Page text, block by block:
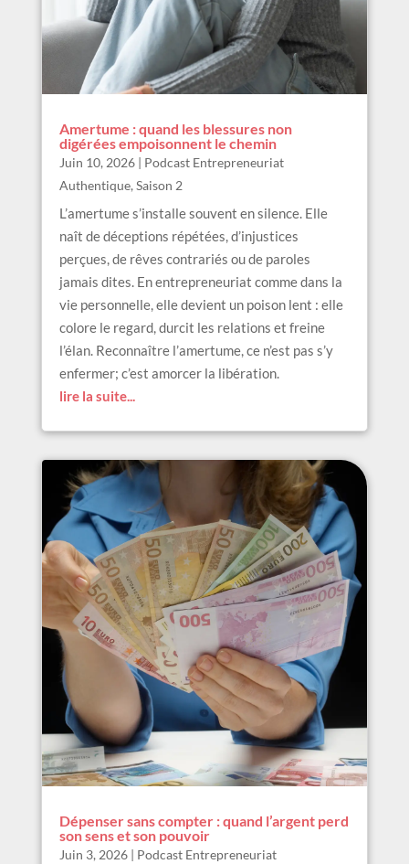
Amertume : quand les blessures non
digérées empoisonnent le chemin
Juin 10, 2026| Podcast Entrepreneuriat
Authentique, Saison 2
L’amertume s’installe souvent en silence. Elle
naît de déceptions répétées, d’injustices
perçues, de rêves contrariés ou de paroles
jamais dites. En entrepreneuriat comme dans la
vie personnelle, elle devient un poison lent : elle
colore le regard, durcit les relations et freine
l’élan. Reconnaître l’amertume, ce n’est pas s’y
enfermer; c’est amorcer la libération.
lire la suite...
Dépenser sans compter : quand l’argent perd
son sens et son pouvoir
Juin 3, 2026| Podcast Entrepreneuriat